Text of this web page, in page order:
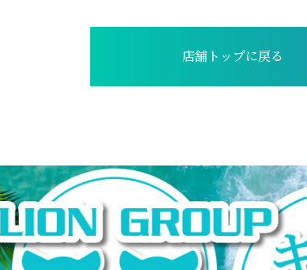
店舗トップに戻る